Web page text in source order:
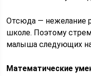
Отсюда — нежелание
школе. Поэтому
малыша следующих
Математические